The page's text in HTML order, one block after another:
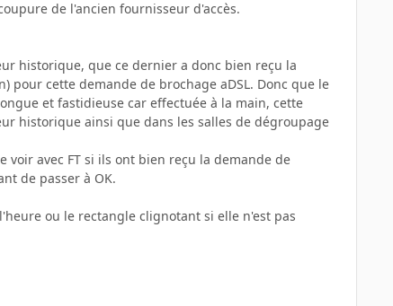
de l'ancien fournisseur d'accès.
historique, que ce dernier a donc bien reçu la
pour cette demande de brochage aDSL. Donc que le
et fastidieuse car effectuée à la main, cette
historique ainsi que dans les salles de dégroupage
voir avec FT si ils ont bien reçu la demande de
de passer à OK.
ou le rectangle clignotant si elle n'est pas